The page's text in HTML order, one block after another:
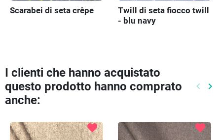
Scarabei di seta crêpe
Twill di seta fiocco twill
- blu navy
I clienti che hanno acquistato
questo prodotto hanno comprato
anche:
keyboard_arrow_left keyboard_arrow_right
favorite favorite